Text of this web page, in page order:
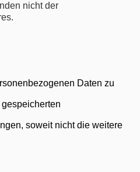
nicht der
Daten zu
soweit nicht die weitere